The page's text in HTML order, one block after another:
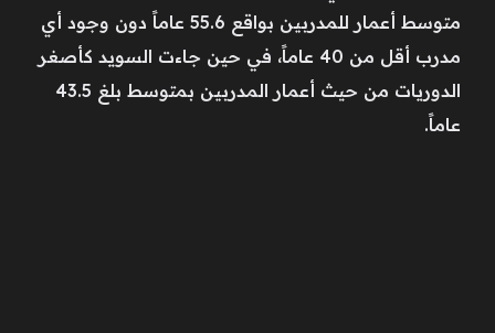
متوسط أعمار للمدربين بواقع 55.6 عاماً دون وجود أي
مدرب أقل من 40 عاماً، في حين جاءت السويد كأصغر
الدوريات من حيث أعمار المدربين بمتوسط بلغ 43.5
عاماً.